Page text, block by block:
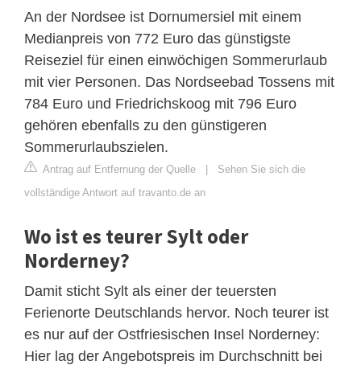
An der Nordsee ist Dornumersiel mit einem
Medianpreis von 772 Euro das günstigste
Reiseziel für einen einwöchigen Sommerurlaub
mit vier Personen. Das Nordseebad Tossens mit
784 Euro und Friedrichskoog mit 796 Euro
gehören ebenfalls zu den günstigeren
Sommerurlaubszielen.
Antrag auf Entfernung der Quelle | Sehen Sie sich die
vollständige Antwort auf travanto.de an
Wo ist es teurer Sylt oder
Norderney?
Damit sticht Sylt als einer der teuersten
Ferienorte Deutschlands hervor. Noch teurer ist
es nur auf der Ostfriesischen Insel Norderney:
Hier lag der Angebotspreis im Durchschnitt bei